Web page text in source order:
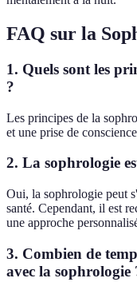
FAQ sur la
1. Quels sont les
?
Les principes de la
et une prise de
2. La sophrologie
Oui, la sophrologie peut
santé. Cependant, il est
une approche
3. Combien de
avec la sophrologie